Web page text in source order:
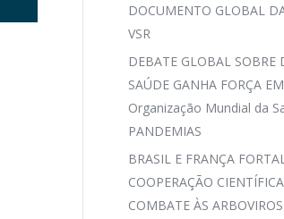
DOCUMENTO GLOBAL
VSR
DEBATE GLOBAL SOBRE
SAÚDE GANHA FORÇA
Organização Mundial da
PANDEMIAS
BRASIL E FRANÇA
COOPERAÇÃO
COMBATE ÀS